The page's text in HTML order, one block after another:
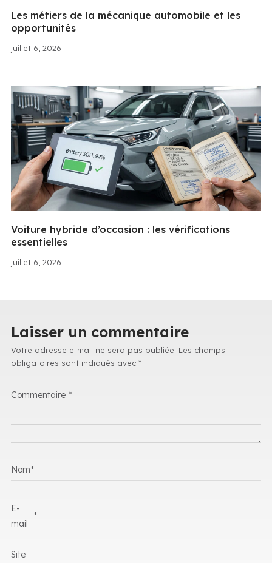
juillet 6, 2026
Les métiers de la mécanique automobile et les
opportunités
juillet 6, 2026
Voiture hybride d’occasion : les vérifications
essentielles
Laisser un commentaire
Votre adresse e-mail ne sera pas publiée. Les champs
obligatoires sont indiqués avec *
Commentaire *
Nom*
E-
mail
*
Site